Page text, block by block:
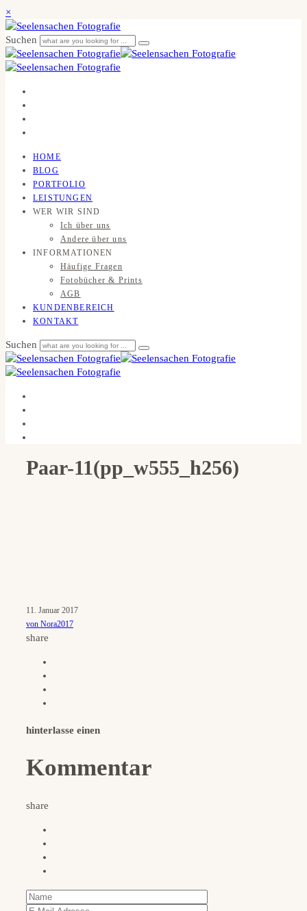
×
Suchen
HOME
BLOG
PORTFOLIO
LEISTUNGEN
WER WIR SIND
Ich über uns
Andere über uns
INFORMATIONEN
Häufige Fragen
Fotobücher & Prints
AGB
KUNDENBEREICH
KONTAKT
Suchen
Paar-11(pp_w555_h256)
11. Januar 2017
von Nora2017
share
hinterlasse einen
Kommentar
share